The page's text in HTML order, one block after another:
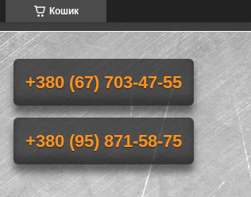
Кошик
+380 (67) 703-47-55
+380 (95) 871-58-75